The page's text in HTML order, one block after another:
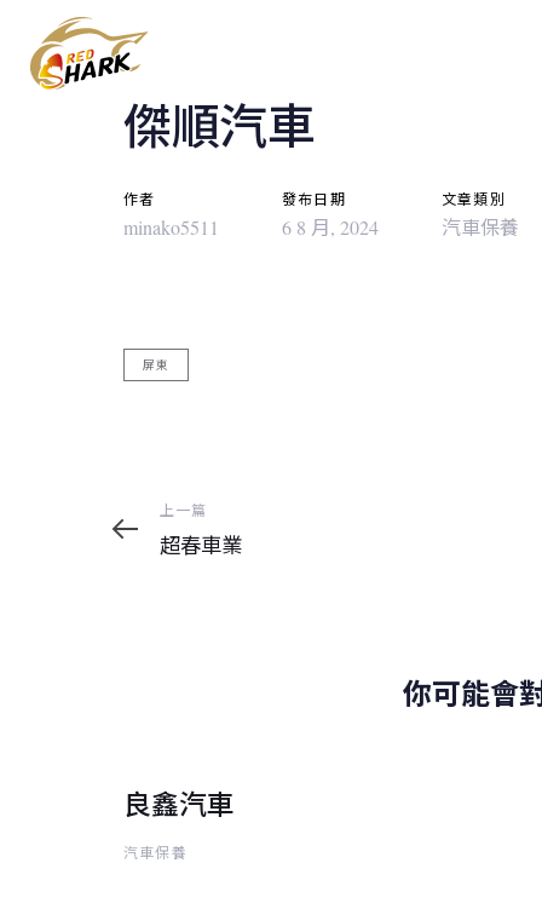
links
content
傑順汽車
作者
minako5511
發布日期
6 8 月, 2024
文章類別
汽車保養
屏東
Post
navigation
上
一
篇
上一篇
超春車業
你可能會
良鑫汽車
汽車保養